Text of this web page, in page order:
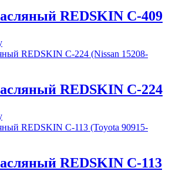
REDSKIN C-409
REDSKIN C-224
REDSKIN C-113